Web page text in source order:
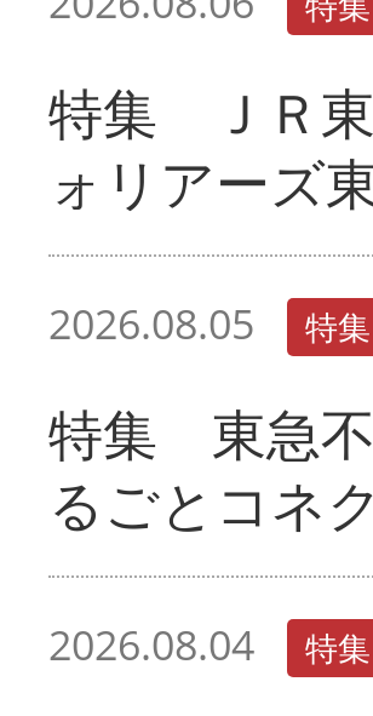
特集 ＪＲ
ォリアーズ
2026.08.05 特集
特集 東急
るごとコネ
2026.08.04 特集